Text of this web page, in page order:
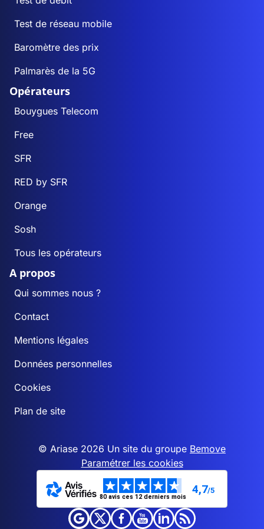
Test de réseau mobile
Baromètre des prix
Palmarès de la 5G
Opérateurs
Bouygues Telecom
Free
SFR
RED by SFR
Orange
Sosh
Tous les opérateurs
A propos
Qui sommes nous ?
Contact
Mentions légales
Données personnelles
Cookies
Plan de site
© Ariase 2026 Un site du groupe Bemove
Paramétrer les cookies
80 avis ces 12 derniers mois
4,7/5